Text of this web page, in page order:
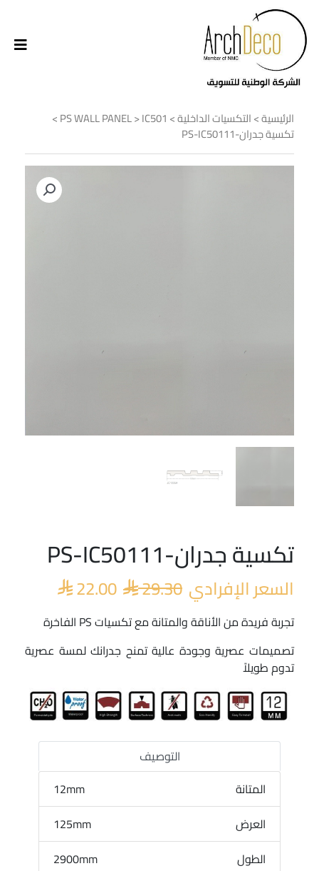
الرئيسية>التكسيات الداخلية>
PS WALL PANEL>IC501
>
تكسية جدران-PS-IC50111
تكسية جدران-PS-IC50111
السعر الإفرادي 29.30
السعر
الأصلي
هو:
 29.30.
22.00
السعر
الحالي
هو:
تجربة فريدة من الأناقة والمتانة مع تكسيات PS الفاخرة
تصميمات عصرية وجودة عالية تمنح جدرانك لمسة عصرية
تدوم طويلاً
التوصيف
المتانة
12mm
العرض
125mm
الطول
2900mm